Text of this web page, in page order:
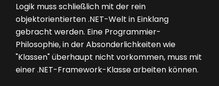
Logik muss schließlich mit der rein
objektorientierten .NET-Welt in Einklang
gebracht werden. Eine Programmier-
Philosophie, in der Absonderlichkeiten wie
"Klassen" überhaupt nicht vorkommen, muss mit
einer .NET-Framework-Klasse arbeiten können.